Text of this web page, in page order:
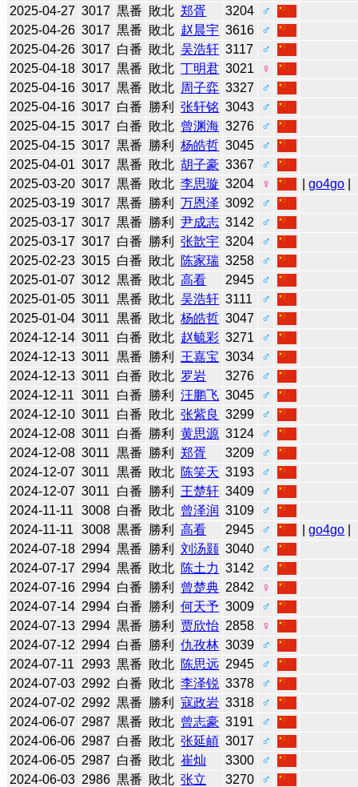
2025-04-27 3017 黒番 敗北 郑胥 3204
♂
2025-04-26 3017 黒番 敗北 赵晨宇 3616
♂
2025-04-26 3017 白番 敗北 吴浩轩 3117
♂
2025-04-18 3017 黒番 敗北 丁明君 3021
♀
2025-04-16 3017 黒番 敗北 周子弈 3327
♂
2025-04-16 3017 白番 勝利 张轩铭 3043
♂
2025-04-15 3017 白番 敗北 曾渊海 3276
♂
2025-04-15 3017 黒番 勝利 杨皓哲 3045
♂
2025-04-01 3017 黒番 敗北 胡子豪 3367
♂
2025-03-20 3017 黒番 敗北 李思璇 3204 ♀ |go4go
2025-03-19 3017 黒番 勝利 万恩泽 3092
♂
2025-03-17 3017 黒番 勝利 尹成志 3142
♂
2025-03-17 3017 白番 勝利 张歆宇 3204
♂
2025-02-23 3015 白番 敗北 陈家瑞 3258
♂
2025-01-07 3012 黒番 敗北 高看 2945
♂
2025-01-05 3011 黒番 敗北 吴浩轩 3111
♂
2025-01-04 3011 黒番 敗北 杨皓哲 3047
♂
2024-12-14 3011 白番 敗北 赵毓彩 3271
♂
2024-12-13 3011 黒番 勝利 王嘉宝 3034
♂
2024-12-13 3011 白番 敗北 罗岩 3276
♂
2024-12-11 3011 白番 勝利 汪鹏飞 3045
♂
2024-12-10 3011 白番 敗北 张紫良 3299
♂
2024-12-08 3011 白番 勝利 黄思源 3124
♂
2024-12-08 3011 黒番 勝利 郑胥 3209
♂
2024-12-07 3011 黒番 敗北 陈笑天 3193
♂
2024-12-07 3011 白番 勝利 王楚轩 3409
♂
2024-11-11
3008 白番 敗北 曾泽润 3109
♂
2024-11-11
3008 黒番 勝利 高看 2945 ♂ |go4go
2024-07-18 2994 黒番 勝利 刘汤颢 3040
♂
2024-07-17 2994 黒番 敗北 陈土力 3142
♂
2024-07-16 2994 白番 勝利 曾楚典 2842
♀
2024-07-14 2994 白番 勝利 何天予 3009
♂
2024-07-13 2994 黒番 勝利 贾欣怡 2858
♀
2024-07-12 2994 白番 勝利 仇孜林 3039
♂
2024-07-11
2993 黒番 敗北 陈思远 2945
♂
2024-07-03 2992 白番 敗北 李泽锐 3378
♂
2024-07-02 2992 黒番 勝利 寇政岩 3318
♂
2024-06-07 2987 黒番 敗北 曾志豪 3191
♂
2024-06-06 2987 白番 敗北 张延頔 3017
♂
2024-06-05 2987 白番 敗北 崔灿 3300
♂
2024-06-03 2986 黒番 敗北 张立 3270
♂